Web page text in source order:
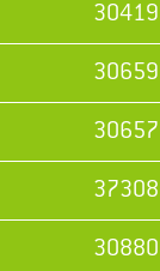
30419
30659
30657
37308
30880